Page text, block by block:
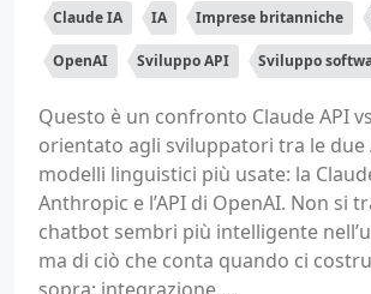
Claude IA IA Imprese britanniche
OpenAI Sviluppo API Sviluppo
Questo è un confronto Claude API
orientato agli sviluppatori tra le due
modelli linguistici più usate: la
Anthropic e l’API di OpenAI. Non si
chatbot sembri più intelligente
ma di ciò che conta quando ci